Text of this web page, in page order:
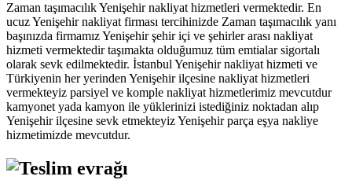
Zaman taşımacılık Yenişehir nakliyat hizmetleri vermektedir. En
ucuz Yenişehir nakliyat firması tercihinizde Zaman taşımacılık yanı
başınızda firmamız Yenişehir şehir içi ve şehirler arası nakliyat
hizmeti vermektedir taşımakta olduğumuz tüm emtialar sigortalı
olarak sevk edilmektedir. İstanbul Yenişehir nakliyat hizmeti ve
Türkiyenin her yerinden Yenişehir ilçesine nakliyat hizmetleri
vermekteyiz parsiyel ve komple nakliyat hizmetlerimiz mevcutdur
kamyonet yada kamyon ile yüklerinizi istediğiniz noktadan alıp
Yenişehir ilçesine sevk etmekteyiz Yenişehir parça eşya nakliye
hizmetimizde mevcutdur.